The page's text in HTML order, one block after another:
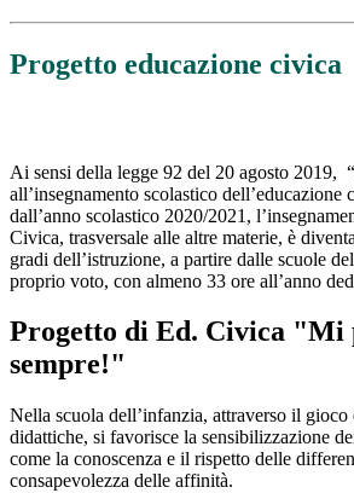
Progetto educazione civica
Ai sensi della legge 92 del 20 agosto 2019,
all’insegnamento scolastico dell’educazione
dall’anno scolastico 2020/2021,
Civica, trasversale alle altre materie, è
gradi dell’istruzione, a partire dalle scuole
proprio voto, con almeno 33 ore all’anno
Progetto di Ed. Civica "Mi
sempre!"
Nella scuola dell’infanzia, attraverso il gioco
didattiche, si favorisce la sensibilizzazione
come la conoscenza e il rispetto delle
consapevolezza delle affinità.